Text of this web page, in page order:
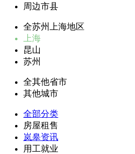
周边市县
全苏州上海地区
上海
昆山
苏州
全其他省市
其他城市
全部分类
房屋租售
岚皋资讯
用工就业